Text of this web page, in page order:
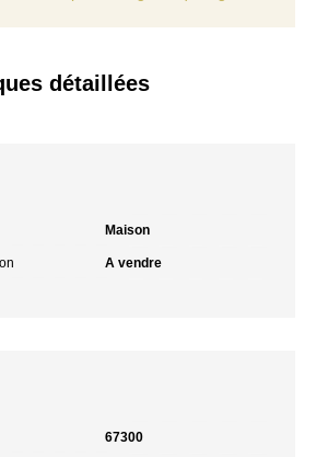
détaillées
Maison
A vendre
67300